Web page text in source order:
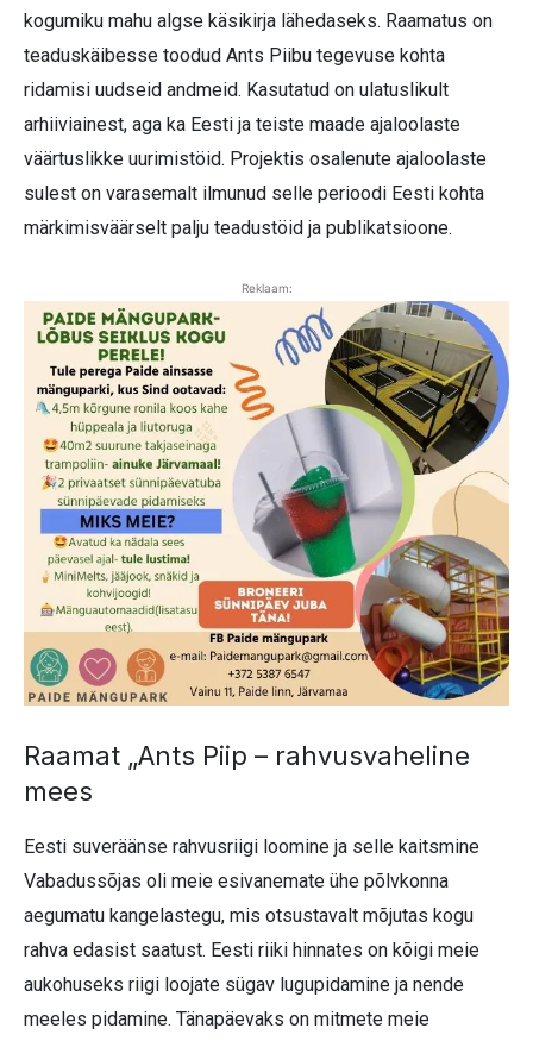
kogumiku mahu algse käsikirja lähedaseks. Raamatus on
teaduskäibesse toodud Ants Piibu tegevuse kohta
ridamisi uudseid andmeid. Kasutatud on ulatuslikult
arhiiviainest, aga ka Eesti ja teiste maade ajaloolaste
väärtuslikke uurimistöid. Projektis osalenute ajaloolaste
sulest on varasemalt ilmunud selle perioodi Eesti kohta
märkimisväärselt palju teadustöid ja publikatsioone.
Reklaam:
Raamat „Ants Piip – rahvusvaheline
mees
Eesti suveräänse rahvusriigi loomine ja selle kaitsmine
Vabadussõjas oli meie esivanemate ühe põlvkonna
aegumatu kangelastegu, mis otsustavalt mõjutas kogu
rahva edasist saatust. Eesti riiki hinnates on kõigi meie
aukohuseks riigi loojate sügav lugupidamine ja nende
meeles pidamine. Tänapäevaks on mitmete meie